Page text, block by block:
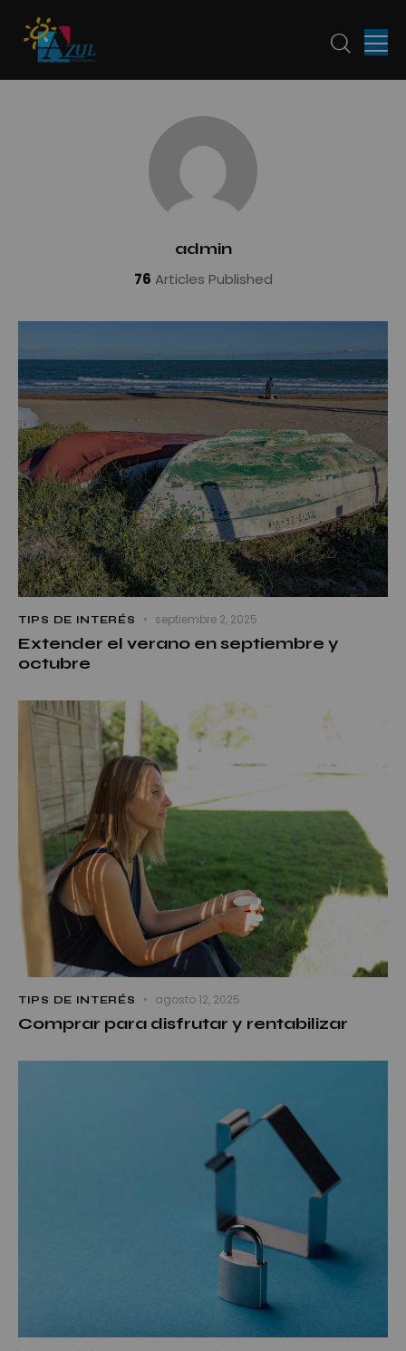
admin
76 Articles Published
TIPS DE INTERÉS septiembre 2, 2025
Extender el verano en septiembre y
octubre
TIPS DE INTERÉS agosto 12, 2025
Comprar para disfrutar y rentabilizar